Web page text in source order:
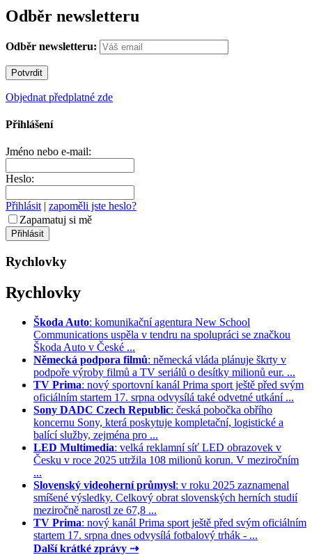
Odběr newsletteru
Odběr newsletteru:
Objednat předplatné zde
Přihlášení
Jméno nebo e-mail:
Heslo:
Přihlásit | zapoměli jste heslo?
Zapamatuj si mě
Rychlovky
Rychlovky
Škoda Auto: komunikační agentura New School
Communications uspěla v tendru na spolupráci se značkou
Škoda Auto v České ...
Německá podpora filmů: německá vláda plánuje škrty v
podpoře výroby filmů a TV seriálů o desítky milionů eur. ...
TV Prima: nový sportovní kanál Prima sport ještě před svým
oficiálním startem 17. srpna odvysílá také odvetné utkání ...
Sony DADC Czech Republic: česká pobočka obřího
koncernu Sony, která poskytuje kompletační, logistické a
balící služby, zejména pro ...
LED Multimedia: velká reklamní síť LED obrazovek v
Česku v roce 2025 utržila 108 milionů korun. V meziročním
...
Slovenský videoherní průmysl: v roku 2025 zaznamenal
smíšené výsledky. Celkový obrat slovenských herních studií
meziročně narostl ze 67,8 ...
TV Prima: nový kanál Prima sport ještě před svým oficiálním
startem 17. srpna dnes odvysílá fotbalový trhák - ...
Další krátké zprávy ⇢